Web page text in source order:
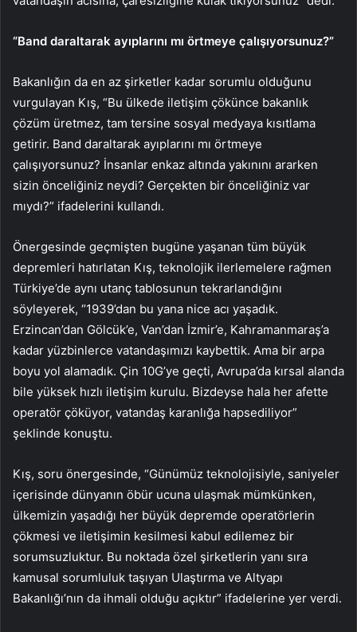
“Band daraltarak ayıplarını mı örtmeye çalışıyorsunuz?”
Bakanlığın da en az şirketler kadar sorumlu olduğunu
vurgulayan Kış, “Bu ülkede iletişim çökünce bakanlık
çözüm üretmez, tam tersine sosyal medyaya kısıtlama
getirir. Band daraltarak ayıplarını mı örtmeye
çalışıyorsunuz? İnsanlar enkaz altında yakınını ararken
sizin önceliğiniz neydi? Gerçekten bir önceliğiniz var
mıydı?” ifadelerini kullandı.
Önergesinde geçmişten bugüne yaşanan tüm büyük
depremleri hatırlatan Kış, teknolojik ilerlemelere rağmen
Türkiye’de aynı utanç tablosunun tekrarlandığını
söyleyerek, “1939’dan bu yana nice acı yaşadık.
Erzincan’dan Gölcük’e, Van’dan İzmir’e, Kahramanmaraş’a
kadar yüzbinlerce vatandaşımızı kaybettik. Ama bir arpa
boyu yol alamadık. Çin 10G’ye geçti, Avrupa’da kırsal alanda
bile yüksek hızlı iletişim kurulu. Bizdeyse hala her afette
operatör çöküyor, vatandaş karanlığa hapsediliyor”
şeklinde konuştu.
Kış, soru önergesinde, “Günümüz teknolojisiyle, saniyeler
içerisinde dünyanın öbür ucuna ulaşmak mümkünken,
ülkemizin yaşadığı her büyük depremde operatörlerin
çökmesi ve iletişimin kesilmesi kabul edilemez bir
sorumsuzluktur. Bu noktada özel şirketlerin yanı sıra
kamusal sorumluluk taşıyan Ulaştırma ve Altyapı
Bakanlığı’nın da ihmali olduğu açıktır” ifadelerine yer verdi.